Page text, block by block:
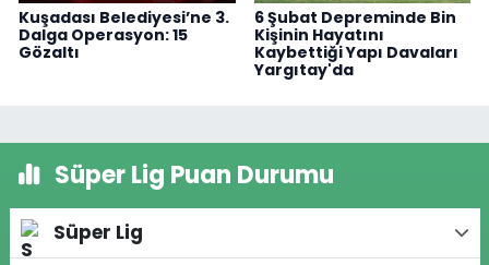
Kuşadası Belediyesi’ne 3.
Dalga Operasyon: 15
Gözaltı
6 Şubat Depreminde Bin
Kişinin Hayatını
Kaybettiği Yapı Davaları
Yargıtay'da
Süper Lig Puan Durumu
Süper Lig